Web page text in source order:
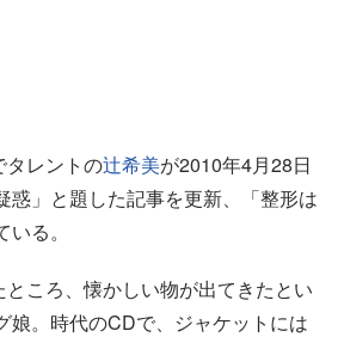
タレントの辻希美が2010年4月28日
惑」と題した記事を更新、「整形は
る。
ころ、懐かしい物が出てきたとい
娘。時代のCDで、ジャケットには